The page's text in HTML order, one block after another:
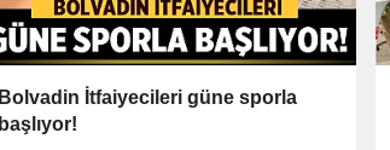
Bolvadin İtfaiyecileri güne sporla
başlıyor!